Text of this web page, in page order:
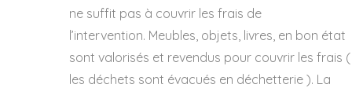
ne suffit pas à couvrir les frais de
l’intervention. Meubles, objets, livres, en bon état
sont valorisés et revendus pour couvrir les frais (
les déchets sont évacués en déchetterie ). La